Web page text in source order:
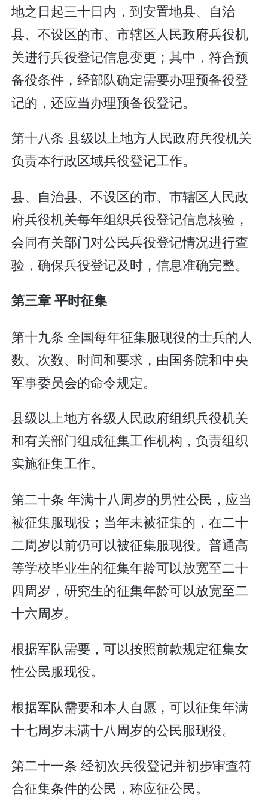
地之日起三十日内，到安置地县、自治
县、不设区的市、市辖区人民政府兵役机
关进行兵役登记信息变更；其中，符合预
备役条件，经部队确定需要办理预备役登
记的，还应当办理预备役登记。
第十八条 县级以上地方人民政府兵役机关
负责本行政区域兵役登记工作。
县、自治县、不设区的市、市辖区人民政
府兵役机关每年组织兵役登记信息核验，
会同有关部门对公民兵役登记情况进行查
验，确保兵役登记及时，信息准确完整。
第三章 平时征集
第十九条 全国每年征集服现役的士兵的人
数、次数、时间和要求，由国务院和中央
军事委员会的命令规定。
县级以上地方各级人民政府组织兵役机关
和有关部门组成征集工作机构，负责组织
实施征集工作。
第二十条 年满十八周岁的男性公民，应当
被征集服现役；当年未被征集的，在二十
二周岁以前仍可以被征集服现役。普通高
等学校毕业生的征集年龄可以放宽至二十
四周岁，研究生的征集年龄可以放宽至二
十六周岁。
根据军队需要，可以按照前款规定征集女
性公民服现役。
根据军队需要和本人自愿，可以征集年满
十七周岁未满十八周岁的公民服现役。
第二十一条 经初次兵役登记并初步审查符
合征集条件的公民，称应征公民。